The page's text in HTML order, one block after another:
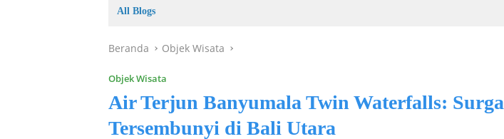
All Blogs
Beranda Objek Wisata
Objek Wisata
Air Terjun Banyumala Twin Waterfalls: Surga
Tersembunyi di Bali Utara